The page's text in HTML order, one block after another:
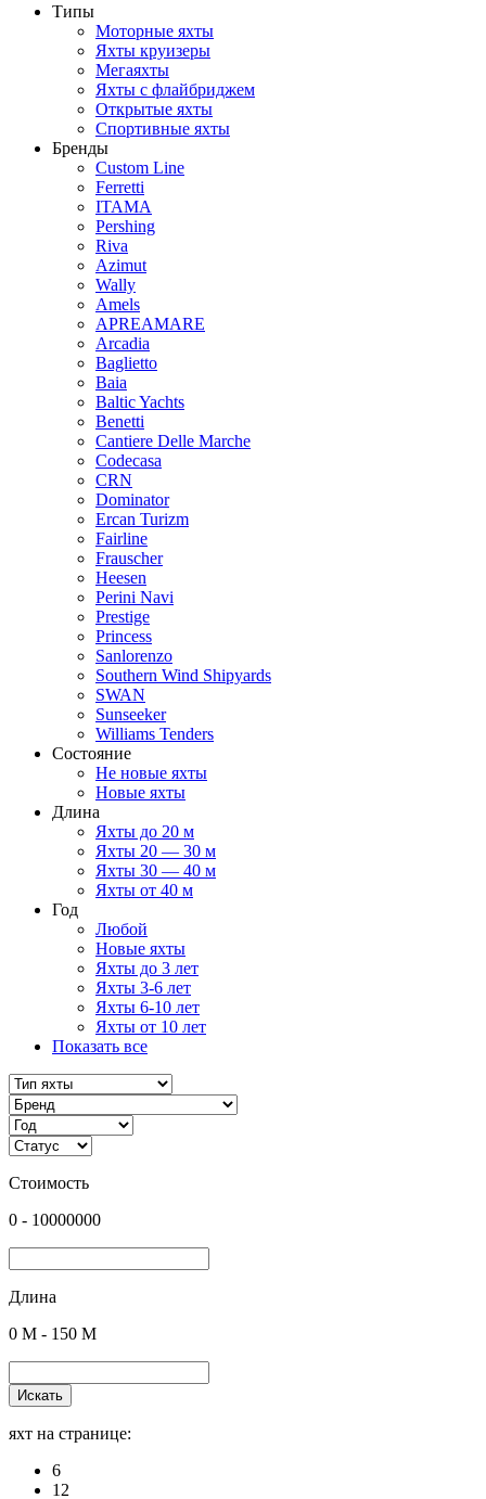
Типы
Моторные яхты
Яхты круизеры
Мегаяхты
Яхты с флайбриджем
Открытые яхты
Спортивные яхты
Бренды
Custom Line
Ferretti
ITAMA
Pershing
Riva
Azimut
Wally
Amels
APREAMARE
Arcadia
Baglietto
Baia
Baltic Yachts
Benetti
Сantiere Delle Marche
Codecasa
CRN
Dominator
Ercan Turizm
Fairline
Frauscher
Heesen
Perini Navi
Prestige
Princess
Sanlorenzo
Southern Wind Shipyards
SWAN
Sunseeker
Williams Tenders
Состояние
Не новые яхты
Новые яхты
Длина
Яхты до 20 м
Яхты 20 — 30 м
Яхты 30 — 40 м
Яхты от 40 м
Год
Любой
Новые яхты
Яхты до 3 лет
Яхты 3-6 лет
Яхты 6-10 лет
Яхты от 10 лет
Показать все
Стоимость
0 - 10000000
Длина
0 M - 150 M
Искать
яхт на странице:
6
12